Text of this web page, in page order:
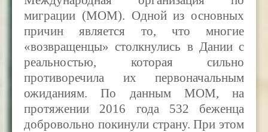
миграции (MOM). Одной из основных
причин является то, что многие
«возвращенцы» столкнулись в Дании с
реальностью, которая сильно
противоречила их первоначальным
ожиданиям. По данным MOM, на
протяжении 2016 года 532 беженца
добровольно покинули страну. При этом